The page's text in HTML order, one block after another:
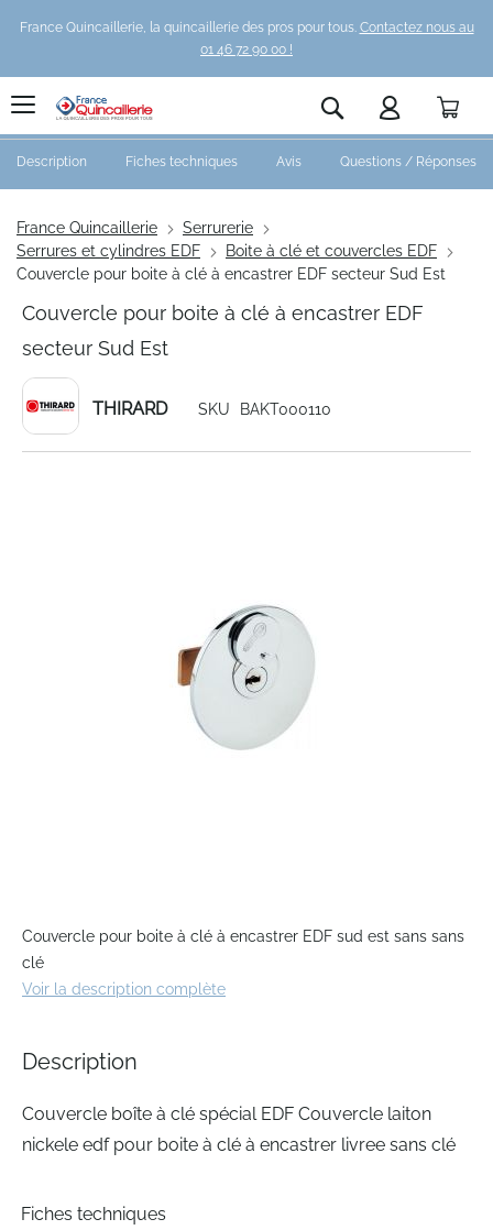
France Quincaillerie, la quincaillerie des pros pour tous. Contactez nous au
01 46 72 90 00 !
Rechercher
France Quincaillerie
Serrurerie
Serrures et cylindres EDF
Boite à clé et couvercles EDF
Couvercle pour boite à clé à encastrer EDF secteur Sud Est
Couvercle pour boite à clé à encastrer EDF
secteur Sud Est
THIRARD SKU BAKT000110
to
the
beginning
of
gallery
Couvercle pour boite à clé à encastrer EDF sud est sans sans
clé
Voir la description complète
Description Fiches techniques Avis Questions / Réponses
Description
Couvercle boîte à clé spécial EDF Couvercle laiton
nickele edf pour boite à clé à encastrer livree sans clé
Fiches techniques